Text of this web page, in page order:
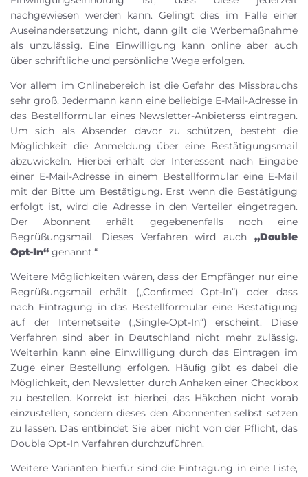
nachgewiesen werden kann. Gelingt dies im Falle einer
Auseinandersetzung nicht, dann gilt die Werbemaßnahme
als unzulässig. Eine Einwilligung kann online aber auch
über schriftliche und persönliche Wege erfolgen.
Vor allem im Onlinebereich ist die Gefahr des Missbrauchs
sehr groß. Jedermann kann eine beliebige E-Mail-Adresse in
das Bestellformular eines Newsletter-Anbieterss eintragen.
Um sich als Absender davor zu schützen, besteht die
Möglichkeit die Anmeldung über eine Bestätigungsmail
abzuwickeln. Hierbei erhält der Interessent nach Eingabe
einer E-Mail-Adresse in einem Bestellformular eine E-Mail
mit der Bitte um Bestätigung. Erst wenn die Bestätigung
erfolgt ist, wird die Adresse in den Verteiler eingetragen.
Der Abonnent erhält gegebenenfalls noch eine
Begrüßungsmail. Dieses Verfahren wird auch „Double
Opt-In“ genannt.“
Weitere Möglichkeiten wären, dass der Empfänger nur eine
Begrüßungsmail erhält („Conﬁrmed Opt-In“) oder dass
nach Eintragung in das Bestellformular eine Bestätigung
auf der Internetseite („Single-Opt-In“) erscheint. Diese
Verfahren sind aber in Deutschland nicht mehr zulässig.
Weiterhin kann eine Einwilligung durch das Eintragen im
Zuge einer Bestellung erfolgen. Häuﬁg gibt es dabei die
Möglichkeit, den Newsletter durch Anhaken einer Checkbox
zu bestellen. Korrekt ist hierbei, das Häkchen nicht vorab
einzustellen, sondern dieses den Abonnenten selbst setzen
zu lassen. Das entbindet Sie aber nicht von der Pflicht, das
Double Opt-In Verfahren durchzuführen.
Weitere Varianten hierfür sind die Eintragung in eine Liste,